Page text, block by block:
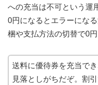
への充当は不可という運
0円になるとエラーにな
梱や支払方法の切替で0
送料に優待券を充当で
見落としがちだぞ。割